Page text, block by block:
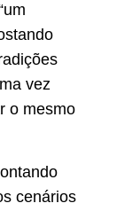
vez
o mesmo
cenários